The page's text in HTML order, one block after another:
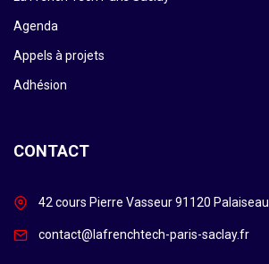
Agenda
Appels à projets
Adhésion
CONTACT
42 cours Pierre Vasseur 91120 Palaiseau
contact@lafrenchtech-paris-saclay.fr